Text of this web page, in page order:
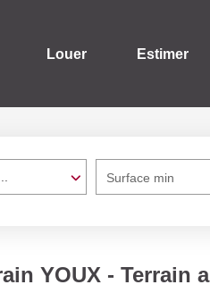
Louer Estimer
Surface min
YOUX - Terrain